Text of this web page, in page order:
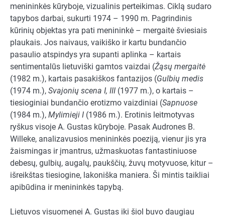
menininkės kūryboje, vizualinis perteikimas. Ciklą sudaro
tapybos darbai, sukurti 1974 – 1990 m. Pagrindinis
kūrinių objektas yra pati menininkė – mergaitė šviesiais
plaukais. Jos naivaus, vaikiško ir kartu bundančio
pasaulio atspindys yra supanti aplinka – kartais
sentimentalūs lietuviški gamtos vaizdai (Žąsų mergaitė
(1982 m.), kartais pasakiškos fantazijos (Gulbių medis
(1974 m.), Svajonių scena I, III (1977 m.), o kartais –
tiesioginiai bundančio erotizmo vaizdiniai (Sapnuose
(1984 m.), Mylimieji I (1986 m.). Erotinis leitmotyvas
ryškus visoje A. Gustas kūryboje. Pasak Audrones B.
Willeke, analizavusios menininkės poeziją, vienur jis yra
žaismingas ir įmantrus, užmaskuotas fantastiniuose
debesų, gulbių, augalų, paukščių, žuvų motyvuose, kitur –
išreikštas tiesiogine, lakoniška maniera. Ši mintis taikliai
apibūdina ir menininkės tapybą.
Lietuvos visuomenei A. Gustas iki šiol buvo daugiau